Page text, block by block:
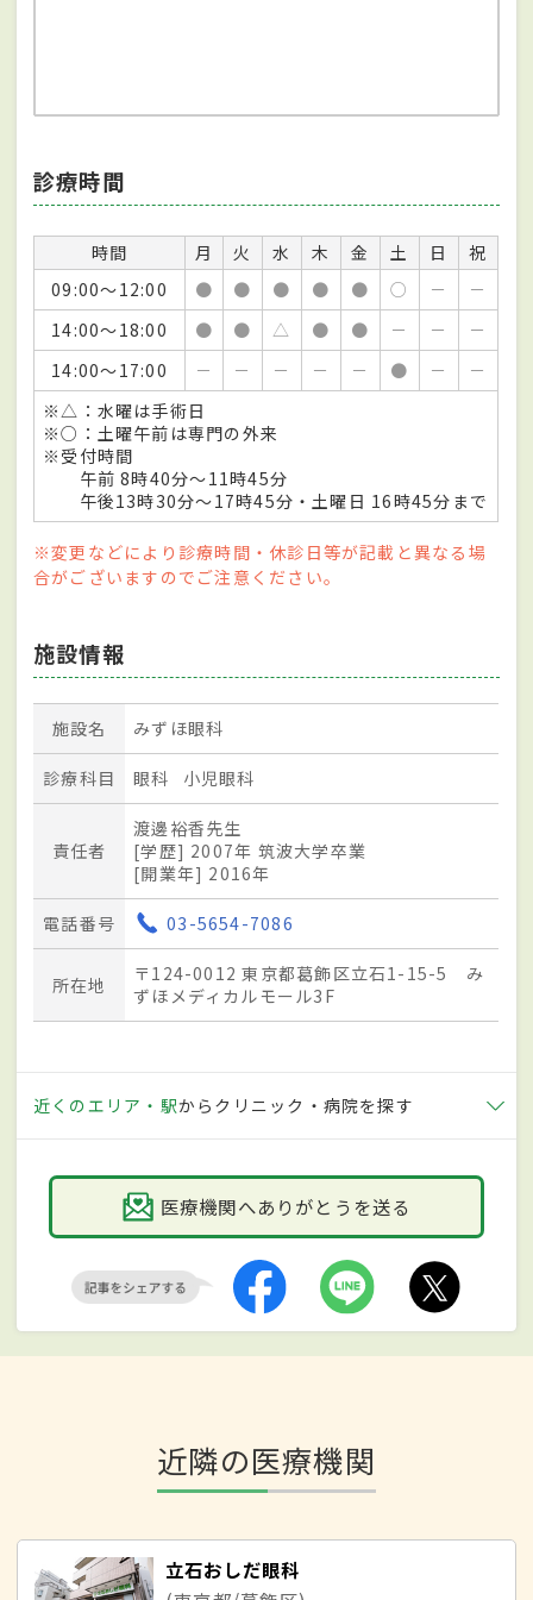
診療時間
時間 月 火 水 木 金 土 日
祝
09:00～12:00
● ● ● ● ● ○ －
－
14:00～18:00
● ● △ ● ● － －
－
14:00～17:00
－ － － － － ● －
－
※△：水曜は手術日
※○：土曜午前は専門の外来
※受付時間
午前 8時40分～11時45分
午後13時30分～17時45分・土曜日 16時45分まで
※変更などにより診療時間・休診日等が記載と異なる場
合がございますのでご注意ください。
施設情報
施設名 みずほ眼科
診療科目 眼科 小児眼科
責任者
渡邊裕香先生
[学歴] 2007年 筑波大学卒業
[開業年] 2016年
電話番号 03-5654-7086
所在地
〒124-0012 東京都葛飾区立石1-15-5 み
ずほメディカルモール3F
近くのエリア・駅からクリニック・病院を探す
医療機関へありがとうを送る
近隣の医療機関
立石おしだ眼科